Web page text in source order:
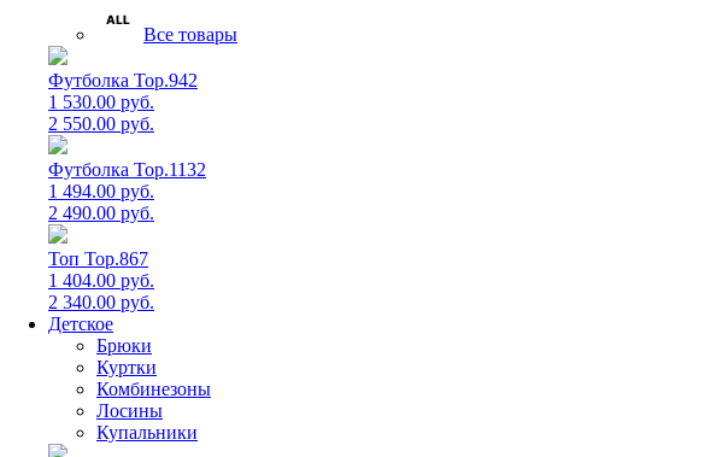
Все товары
Футболка Top.942
1 530.00 руб.
2 550.00 руб.
Футболка Top.1132
1 494.00 руб.
2 490.00 руб.
Топ Top.867
1 404.00 руб.
2 340.00 руб.
Детское
Брюки
Куртки
Комбинезоны
Лосины
Купальники